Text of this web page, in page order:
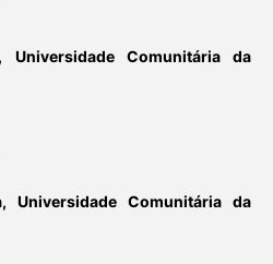
Universidade Comunitária da
Universidade Comunitária da